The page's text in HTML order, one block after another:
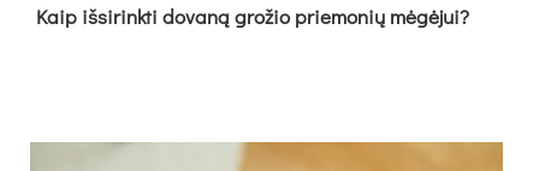
Kaip išsirinkti dovaną grožio priemonių mėgėjui?